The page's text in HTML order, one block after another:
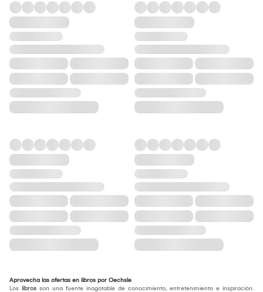
Aprovecha las ofertas en libros por Oechsle
Los libros son una fuente inagotable de conocimiento, entretenimiento e inspiración.